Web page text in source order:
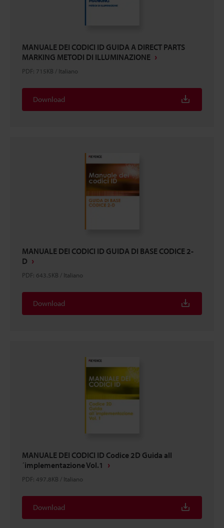
MANUALE DEI CODICI ID GUIDA A DIRECT PARTS
MARKING METODI DI ILLUMINAZIONE
PDF: 715KB / Italiano
Download
MANUALE DEI CODICI ID GUIDA DI BASE CODICE 2-
D
PDF: 643.5KB / Italiano
Download
MANUALE DEI CODICI ID Codice 2D Guida all
´implementazione Vol.1
PDF: 497.8KB / Italiano
Download